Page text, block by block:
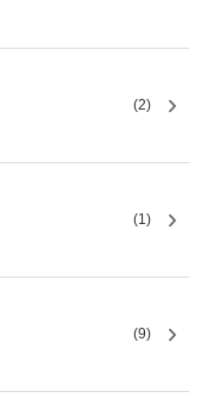
(2)
(1)
(9)